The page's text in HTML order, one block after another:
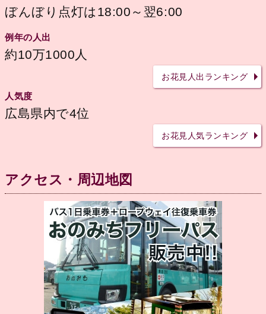
ぼんぼり点灯は18:00～翌6:00
例年の人出
約10万1000人
お花見人出ランキング
人気度
広島県内で4位
お花見人気ランキング
アクセス・周辺地図